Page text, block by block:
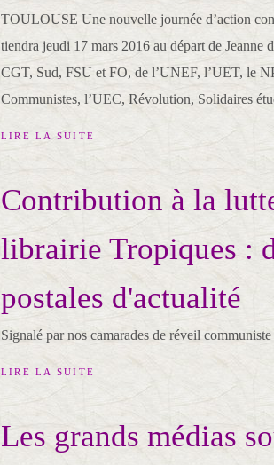
TOULOUSE Une nouvelle journée d’action
tiendra jeudi 17 mars 2016 au départ de Jeanne
CGT, Sud, FSU et FO, de l’UNEF, l’UET, le
Communistes, l’UEC, Révolution, Solidaires
LIRE LA SUITE
Contribution à la
librairie Tropiques :
postales d'actualité
Signalé par nos camarades de réveil
LIRE LA SUITE
Les grands médias